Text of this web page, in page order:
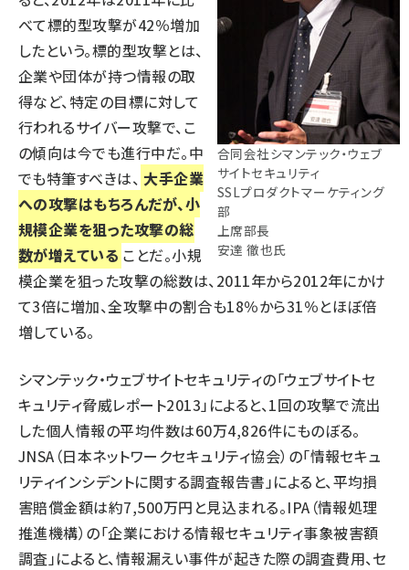
合同会社シマンテック・ウェブ
サイトセキュリティ
SSLプロダクトマーケティング
部
上席部長
安達 徹也氏
べて標的型攻撃が42％増加
したという。標的型攻撃とは、
企業や団体が持つ情報の取
得など、特定の目標に対して
行われるサイバー攻撃で、こ
の傾向は今でも進行中だ。中
でも特筆すべきは、 大手企業
への攻撃はもちろんだが、小
規模企業を狙った攻撃の総
数が増えている ことだ。小規
模企業を狙った攻撃の総数は、2011年から2012年にかけ
て3倍に増加、全攻撃中の割合も18％から31％とほぼ倍
増している。
シマンテック・ウェブサイトセキュリティの「ウェブサイトセ
キュリティ脅威レポート2013」によると、1回の攻撃で流出
した個人情報の平均件数は60万4,826件にものぼる。
JNSA（日本ネットワークセキュリティ協会）の「情報セキュ
リティインシデントに関する調査報告書」によると、平均損
害賠償金額は約7,500万円と見込まれる。IPA（情報処理
推進機構）の「企業における情報セキュリティ事象被害額
調査」によると、情報漏えい事件が起きた際の調査費用、セ